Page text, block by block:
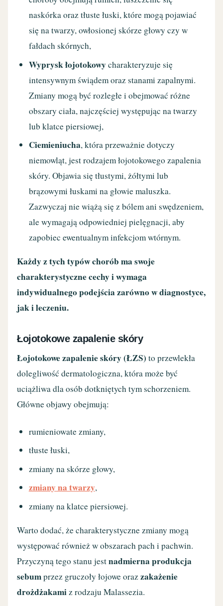
naskórka oraz tłuste łuski, które mogą pojawiać
się na twarzy, owłosionej skórze głowy czy w
fałdach skórnych,
Wyprysk łojotokowycharakteryzuje się
intensywnym świądem oraz stanami zapalnymi.
Zmiany mogą być rozległe i obejmować różne
obszary ciała, najczęściej występując na twarzy
lub klatce piersiowej,
Ciemieniucha, która przeważnie dotyczy
niemowląt, jest rodzajem łojotokowego zapalenia
skóry. Objawia się tłustymi, żółtymi lub
brązowymi łuskami na głowie maluszka.
Zazwyczaj nie wiążą się z bólem ani swędzeniem,
ale wymagają odpowiedniej pielęgnacji, aby
zapobiec ewentualnym infekcjom wtórnym.
Każdy z tych typów chorób ma swoje
charakterystyczne cechy i wymaga
indywidualnego podejścia zarówno w diagnostyce,
jak i leczeniu.
Łojotokowe zapalenie skóry
Łojotokowe zapalenie skóry (ŁZS) to przewlekła
dolegliwość dermatologiczna, która może być
uciążliwa dla osób dotkniętych tym schorzeniem.
Główne objawy obejmują:
rumieniowate zmiany,
tłuste łuski,
zmiany na skórze głowy,
zmiany na twarzy,
zmiany na klatce piersiowej.
Warto dodać, że charakterystyczne zmiany mogą
występować również w obszarach pach i pachwin.
Przyczyną tego stanu jestnadmierna produkcja
sebumprzez gruczoły łojowe orazzakażenie
drożdżakamiz rodzaju Malassezia.